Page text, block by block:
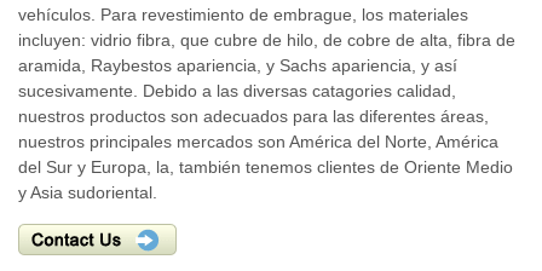
vehículos. Para revestimiento de embrague, los materiales
incluyen: vidrio fibra, que cubre de hilo, de cobre de alta, fibra de
aramida, Raybestos apariencia, y Sachs apariencia, y así
sucesivamente. Debido a las diversas catagories calidad,
nuestros productos son adecuados para las diferentes áreas,
nuestros principales mercados son América del Norte, América
del Sur y Europa, la, también tenemos clientes de Oriente Medio
y Asia sudoriental.